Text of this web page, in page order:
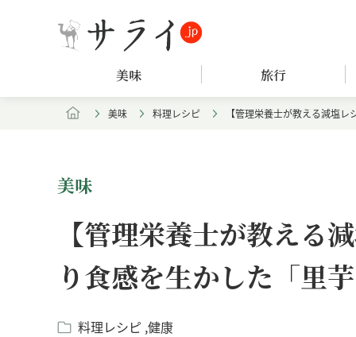
美味 旅行
美味 料理レシピ 【管理栄養士が教える減塩
美味
【管理栄養士が教える
り食感を生かした「里
料理レシピ 健康